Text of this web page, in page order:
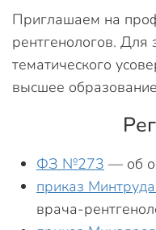
Приглашаем на
рентгенологов. Для
тематического
высшее
ФЗ №273 — об
приказ
врача-